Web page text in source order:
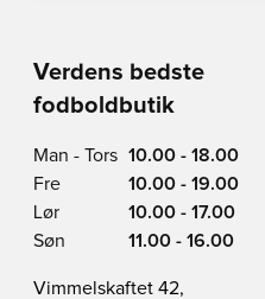
Verdens bedste
fodboldbutik
Man - Tors 10.00 - 18.00
Fre
10.00 - 19.00
Lør
10.00 - 17.00
Søn
11.00 - 16.00
Vimmelskaftet 42,